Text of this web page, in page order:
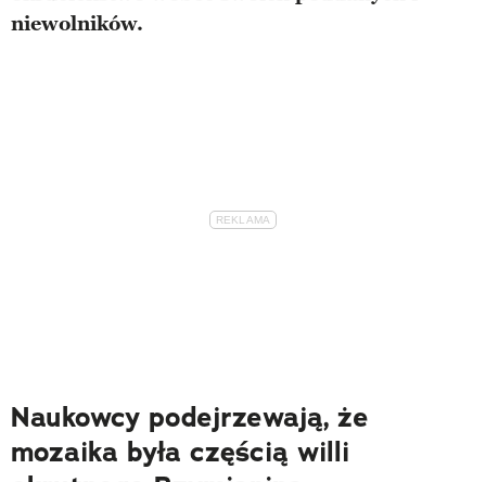
niewolników.
Naukowcy podejrzewają, że
mozaika była częścią willi